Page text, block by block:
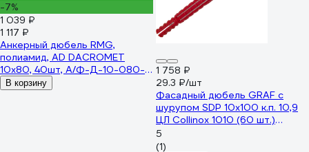
-7%
1 039 ₽
1 117 ₽
Анкерный дюбель RMG,
полиамид, AD DACROMET
10x80, 40шт, А/Ф-Д-10-080-
0040
В корзину
1 758 ₽
29.3 ₽/шт
Фасадный дюбель GRAF с
шурупом SDP 10х100 к.п. 10,9
ЦЛ Collinox 1010 (60 шт.)
УТ-00001786
5
(1)